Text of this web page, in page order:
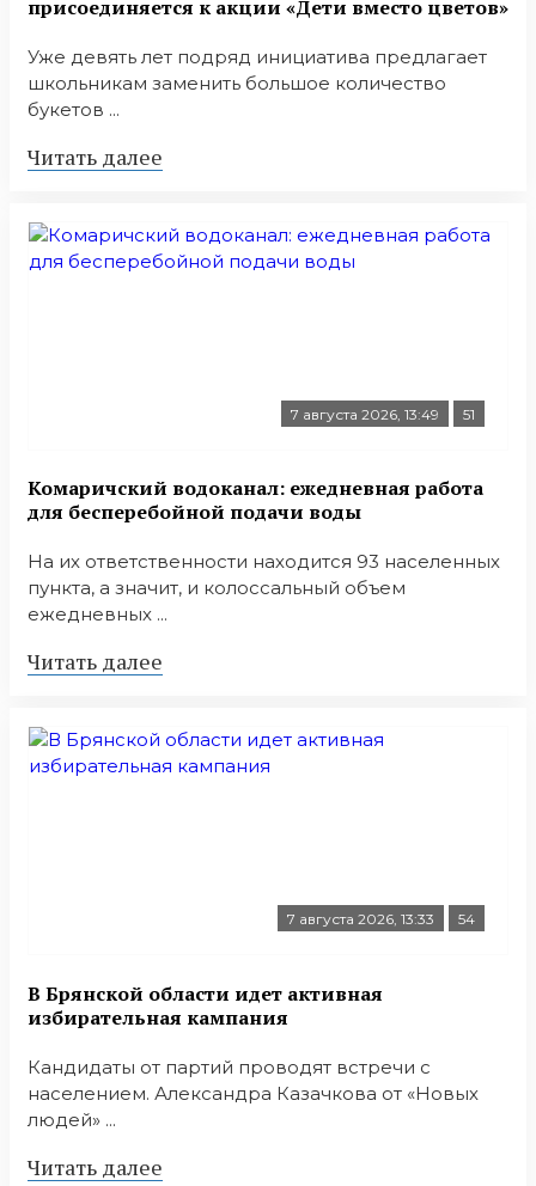
присоединяется к акции «Дети вместо цветов»
Уже девять лет подряд инициатива предлагает
школьникам заменить большое количество
букетов ...
Читать далее
7 августа 2026, 13:49 51
Комаричский водоканал: ежедневная работа
для бесперебойной подачи воды
На их ответственности находится 93 населенных
пункта, а значит, и колоссальный объем
ежедневных ...
Читать далее
7 августа 2026, 13:33 54
В Брянской области идет активная
избирательная кампания
Кандидаты от партий проводят встречи с
населением. Александра Казачкова от «Новых
людей» ...
Читать далее